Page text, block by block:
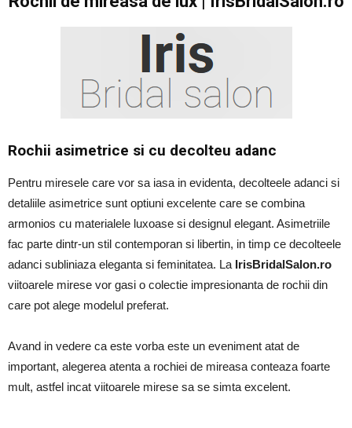
Rochii asimetrice si cu decolteu adanc
Pentru miresele care vor sa iasa in evidenta, decolteele adanci si
detaliile asimetrice sunt optiuni excelente care se combina
armonios cu materialele luxoase si designul elegant. Asimetriile
fac parte dintr-un stil contemporan si libertin, in timp ce decolteele
adanci subliniaza eleganta si feminitatea. La IrisBridalSalon.ro
viitoarele mirese vor gasi o colectie impresionanta de rochii din
care pot alege modelul preferat.
Avand in vedere ca este vorba este un eveniment atat de
important, alegerea atenta a rochiei de mireasa conteaza foarte
mult, astfel incat viitoarele mirese sa se simta excelent.